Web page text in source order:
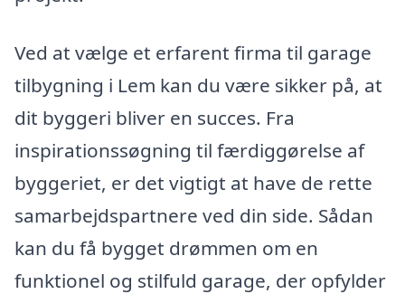
Ved at vælge et erfarent firma til garage
tilbygning i Lem kan du være sikker på, at
dit byggeri bliver en succes. Fra
inspirationssøgning til færdiggørelse af
byggeriet, er det vigtigt at have de rette
samarbejdspartnere ved din side. Sådan
kan du få bygget drømmen om en
funktionel og stilfuld garage, der opfylder